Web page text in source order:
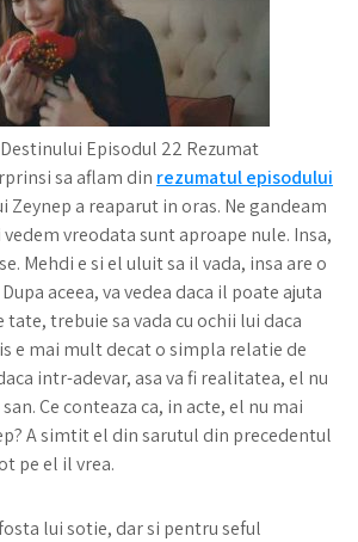
Episodul 22 Rezumat
sa aflam din rezumatul episodului
a reaparut in oras. Ne gandeam
vedem vreodata sunt aproape nule. Insa,
Mehdi e si el uluit sa il vada, insa are o
aceea, va vedea daca il poate ajuta
tate, trebuie sa vada cu ochii lui daca
e mai mult decat o simpla relatie de
intr-adevar, asa va fi realitatea, el nu
Ce conteaza ca, in acte, el nu mai
A simtit el din sarutul din precedentul
pe el il vrea.
lui sotie, dar si pentru seful